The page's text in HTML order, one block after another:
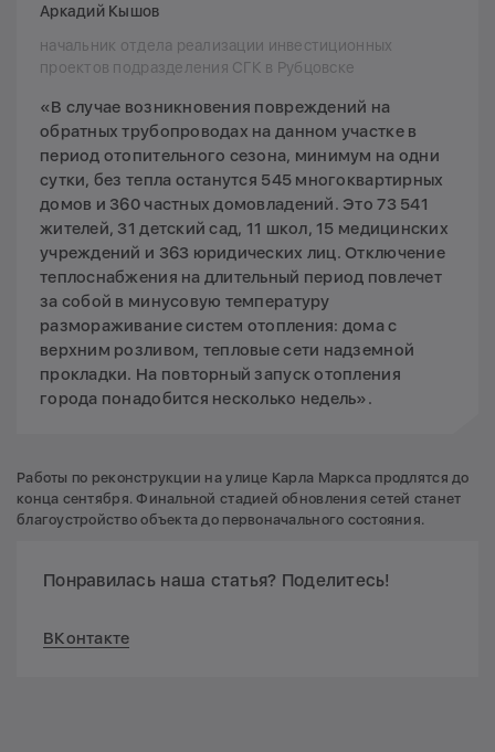
Аркадий Кышов
начальник отдела реализации инвестиционных
проектов подразделения СГК в Рубцовске
«В случае возникновения повреждений на
обратных трубопроводах на данном участке в
период отопительного сезона, минимум на одни
сутки, без тепла останутся 545 многоквартирных
домов и 360 частных домовладений. Это 73 541
жителей, 31 детский сад, 11 школ, 15 медицинских
учреждений и 363 юридических лиц. Отключение
теплоснабжения на длительный период повлечет
за собой в минусовую температуру
размораживание систем отопления: дома с
верхним розливом, тепловые сети надземной
прокладки. На повторный запуск отопления
города понадобится несколько недель».
Работы по реконструкции на улице Карла Маркса продлятся до
конца сентября. Финальной стадией обновления сетей станет
благоустройство объекта до первоначального состояния.
Понравилась наша статья? Поделитесь!
ВКонтакте